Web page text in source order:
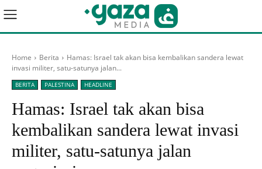
Home Berita
Hamas: Israel tak akan bisa kembalikan sandera lewat
invasi militer, satu-satunya jalan...
BERITA PALESTINA HEADLINE
Hamas: Israel tak akan bisa
kembalikan sandera lewat invasi
militer, satu-satunya jalan